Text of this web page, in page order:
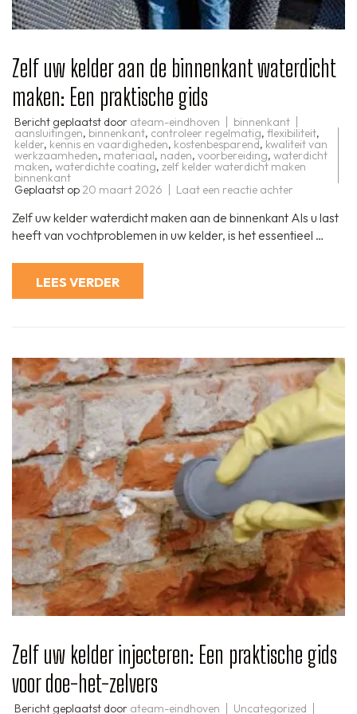
Zelf uw kelder aan de binnenkant waterdicht
maken: Een praktische gids
Bericht geplaatst door ateam-eindhoven binnenkant
aansluitingen, binnenkant, controleer regelmatig, flexibiliteit,
kelder, kennis en vaardigheden, kostenbesparend, kwaliteit van
werkzaamheden, materiaal, naden, voorbereiding, waterdicht
maken, waterdichte coating, zelf kelder waterdicht maken
binnenkant
Geplaatst op 20 maart 2026 Laat een reactie achter
uw
kelder
aan
Zelf uw kelder waterdicht maken aan de binnenkant Als u last
heeft van vochtproblemen in uw kelder, is het essentieel …
LEES VERDER
Zelf uw kelder injecteren: Een praktische gids
voor doe-het-zelvers
Bericht geplaatst door ateam-eindhoven Uncategorized